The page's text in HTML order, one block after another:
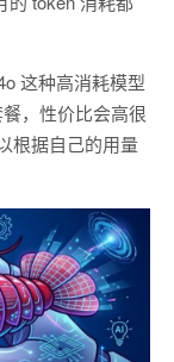
这种高消耗模型
，性价比会高很
根据自己的用量